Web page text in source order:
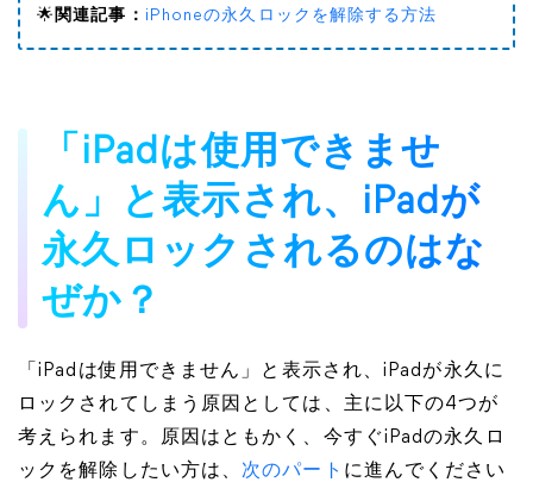
🌟 関連記事： iPhoneの永久ロックを解除する方法
「iPadは使用できませ
ん」と表示され、iPadが
永久ロックされるのはな
ぜか？
「iPadは使用できません」と表示され、iPadが永久に
ロックされてしまう原因としては、主に以下の4つが
考えられます。原因はともかく、今すぐiPadの永久ロ
ックを解除したい方は、 次のパート に進んでください